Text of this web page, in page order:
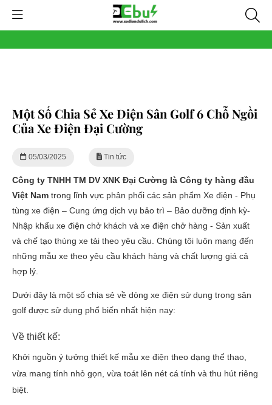
Một Số Chia Sẻ Xe Điện Sân Golf 6 Chỗ Ngồi
Của Xe Điện Đại Cường
05/03/2025 Tin tức
Công ty TNHH TM DV XNK Đại Cường là Công ty hàng đầu
Việt Nam trong lĩnh vực phân phối các sản phẩm Xe điện - Phụ
tùng xe điện – Cung ứng dịch vụ bảo trì – Bảo dưỡng định kỳ-
Nhập khẩu xe điện chở khách và xe điện chở hàng - Sản xuất
và chế tạo thùng xe tải theo yêu cầu. Chúng tôi luôn mang đến
những mẫu xe theo yêu cầu khách hàng và chất lượng giá cả
hợp lý.
Dưới đây là một số chia sẻ về dòng xe điện sử dụng trong sân
golf được sử dụng phổ biến nhất hiện nay:
Về thiết kế:
Khởi nguồn ý tưởng thiết kế mẫu xe điện theo dạng thể thao,
vừa mang tính nhỏ gọn, vừa toát lên nét cá tính và thu hút riêng
biệt.